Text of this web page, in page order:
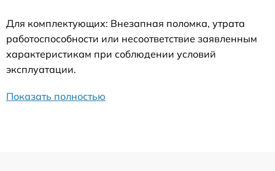
Для комплектующих: Внезапная поломка, утрата
работоспособности или несоответствие заявленным
характеристикам при соблюдении условий
эксплуатации.
Показать полностью